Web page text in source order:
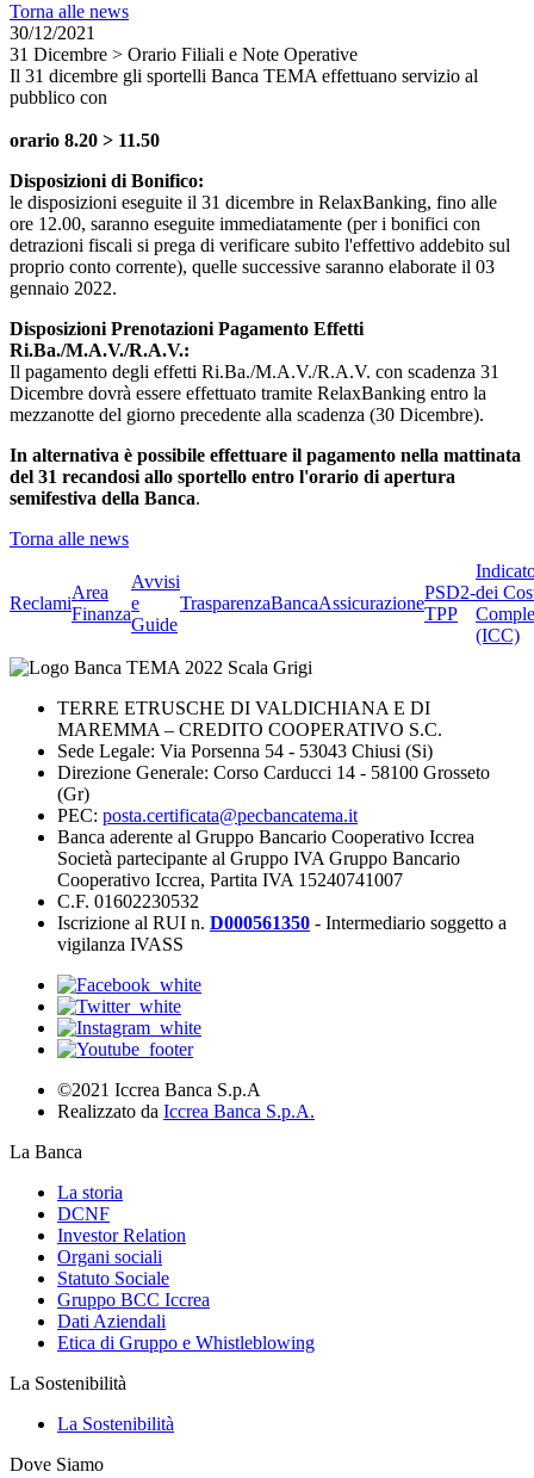
Torna alle news
30/12/2021
31 Dicembre > Orario Filiali e Note Operative
Il 31 dicembre gli sportelli Banca TEMA effettuano servizio al
pubblico con
orario 8.20 > 11.50
Disposizioni di Bonifico:
le disposizioni eseguite il 31 dicembre in RelaxBanking, fino alle
ore 12.00, saranno eseguite immediatamente (per i bonifici con
detrazioni fiscali si prega di verificare subito l'effettivo addebito sul
proprio conto corrente), quelle successive saranno elaborate il 03
gennaio 2022.
Disposizioni Prenotazioni Pagamento Effetti
Ri.Ba./M.A.V./R.A.V.:
Il pagamento degli effetti Ri.Ba./M.A.V./R.A.V. con scadenza 31
Dicembre dovrà essere effettuato tramite RelaxBanking entro la
mezzanotte del giorno precedente alla scadenza (30 Dicembre).
In alternativa è possibile effettuare il pagamento nella mattinata
del 31 recandosi allo sportello entro l'orario di apertura
semifestiva della Banca.
Torna alle news
Reclami
Area
Finanza
Avvisi
e
Guide
TrasparenzaBancaAssicurazione
PSD2-
TPP
dei
(ICC)
TERRE ETRUSCHE DI VALDICHIANA E DI
MAREMMA – CREDITO COOPERATIVO S.C.
Sede Legale: Via Porsenna 54 - 53043 Chiusi (Si)
Direzione Generale: Corso Carducci 14 - 58100 Grosseto
(Gr)
PEC: posta.certificata@pecbancatema.it
Banca aderente al Gruppo Bancario Cooperativo Iccrea
Società partecipante al Gruppo IVA Gruppo Bancario
Cooperativo Iccrea, Partita IVA 15240741007
C.F. 01602230532
Iscrizione al RUI n. D000561350 - Intermediario soggetto a
vigilanza IVASS
©2021 Iccrea Banca S.p.A
Realizzato da Iccrea Banca S.p.A.
La Banca
La storia
DCNF
Investor Relation
Organi sociali
Statuto Sociale
Gruppo BCC Iccrea
Dati Aziendali
Etica di Gruppo e Whistleblowing
La Sostenibilità
La Sostenibilità
Dove Siamo